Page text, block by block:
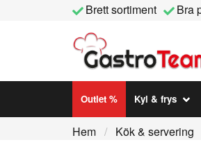
Brett sortiment Bra
Outlet % Kyl & frys
Hem Kök & servering